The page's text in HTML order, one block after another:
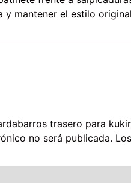
y mantener el estilo
trasero para
no será publicada.